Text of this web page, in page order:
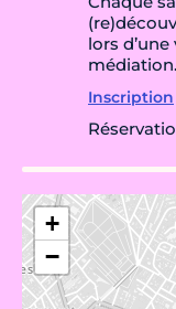
lors
médiation.
Inscription
+
−